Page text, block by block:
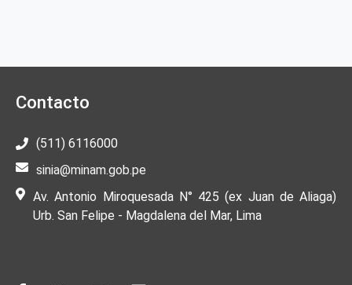
Contacto
(511) 6116000
sinia@minam.gob.pe
Av. Antonio Miroquesada N° 425 (ex Juan de Aliaga)
Urb. San Felipe - Magdalena del Mar, Lima